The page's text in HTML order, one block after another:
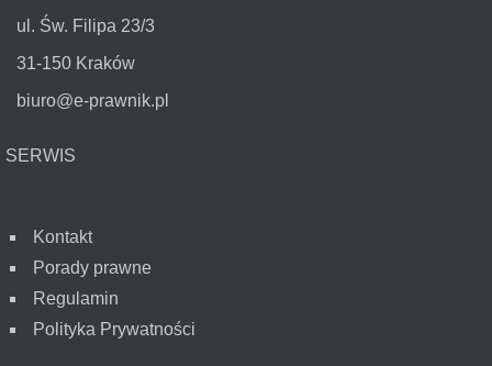
ul. Św. Filipa 23/3
31-150 Kraków
biuro@e-prawnik.pl
SERWIS
Kontakt
Porady prawne
Regulamin
Polityka Prywatności